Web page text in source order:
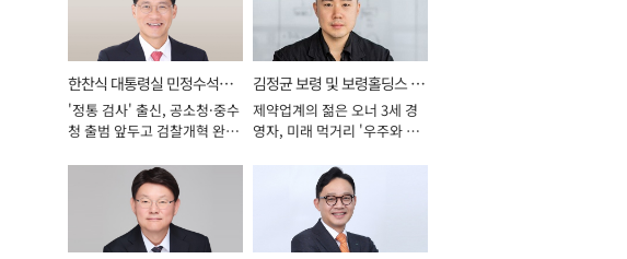
한찬식 대통령실 민정수석비
서관
'정통 검사' 출신, 공소청·중수
청 출범 앞두고 검찰개혁 완수
김정균 보령 및 보령홀딩스 대
표이사 사장
제약업계의 젊은 오너 3세 경
영자, 미래 먹거리 '우주와 헬